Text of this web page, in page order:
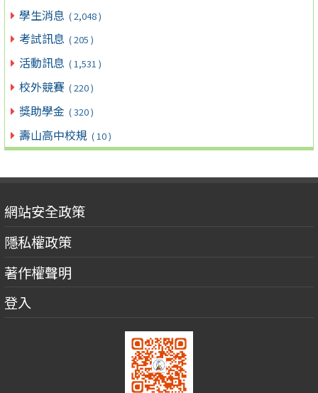
學生消息 ( 2,048 )
考試訊息 ( 205 )
活動訊息 ( 1,531 )
校外競賽 ( 220 )
獎助學金 ( 320 )
壽山高中校規 ( 10 )
網站安全政策
隱私權政策
著作權聲明
登入